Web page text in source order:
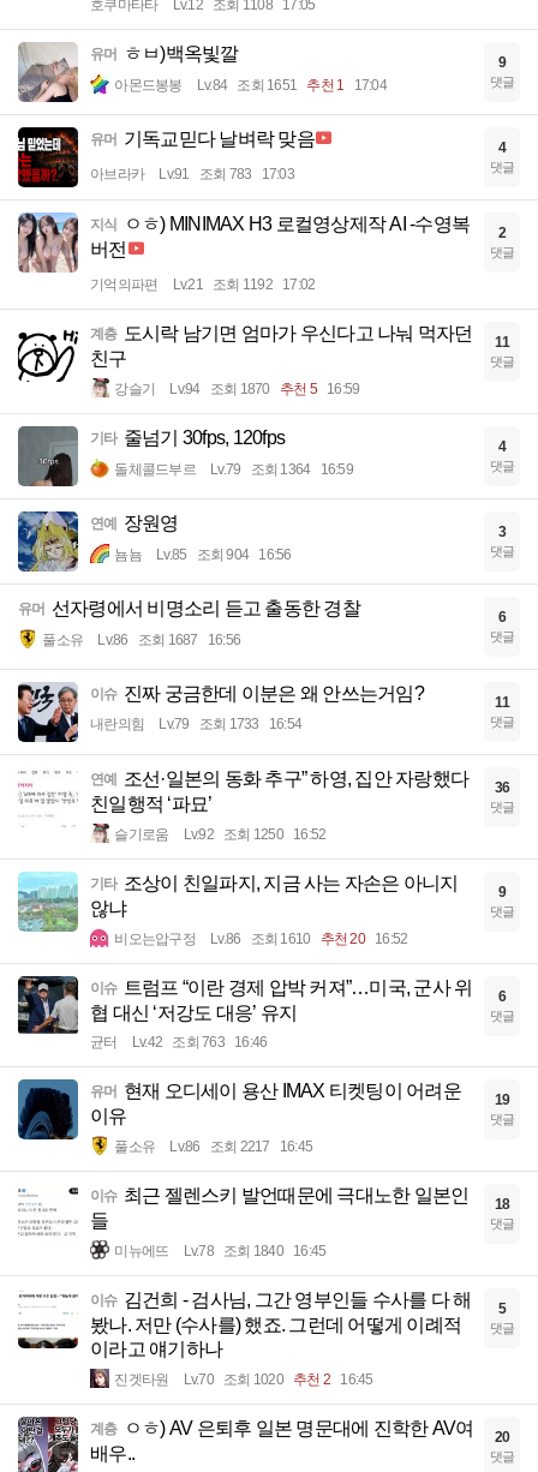
호쿠마타타 Lv.12 조회 1108 17:05
유머 ㅎㅂ)백옥빛깔
아몬드봉봉 Lv.84 조회 1651 추천 1 17:04
9
댓글
유머 기독교믿다 날벼락 맞음
아브라카 Lv.91 조회 783 17:03
4
댓글
지식
ㅇㅎ) MINIMAX H3 로컬영상제작 AI -수영복
버전
기억의파편 Lv.21 조회 1192 17:02
2
댓글
계층 도시락 남기면 엄마가 우신다고 나눠 먹자던
친구
강슬기 Lv.94 조회 1870 추천 5 16:59
11
댓글
기타 줄넘기 30fps, 120fps
돌체콜드부르 Lv.79 조회 1364 16:59
4
댓글
연예 장원영
뇸뇸 Lv.85 조회 904 16:56
3
댓글
유머 선자령에서 비명소리 듣고 출동한 경찰
풀소유 Lv.86 조회 1687 16:56
6
댓글
이슈 진짜 궁금한데 이분은 왜 안쓰는거임?
내란의힘 Lv.79 조회 1733 16:54
11
댓글
연예
조선·일본의 동화 추구” 하영, 집안 자랑했다
친일행적 ‘파묘’
슬기로움 Lv.92 조회 1250 16:52
36
댓글
기타 조상이 친일파지, 지금 사는 자손은 아니지
않냐
비오는압구정 Lv.86 조회 1610 추천 20 16:52
9
댓글
이슈
트럼프 “이란 경제 압박 커져”…미국, 군사 위
협 대신 ‘저강도 대응’ 유지
균터 Lv.42 조회 763 16:46
6
댓글
유머 현재 오디세이 용산 IMAX 티켓팅이 어려운
이유
풀소유 Lv.86 조회 2217 16:45
19
댓글
이슈 최근 젤렌스키 발언때문에 극대노한 일본인
들
미뉴에뜨 Lv.78 조회 1840 16:45
18
댓글
이슈 김건희 - 검사님, 그간 영부인들 수사를 다 해
봤나. 저만 (수사를) 했죠. 그런데 어떻게 이례적
이라고 얘기하나
진겟타원 Lv.70 조회 1020 추천 2 16:45
5
댓글
계층
ㅇㅎ) AV 은퇴후 일본 명문대에 진학한 AV여
배우..
20
댓글